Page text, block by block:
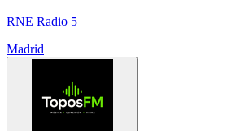
RNE Radio 5
Madrid